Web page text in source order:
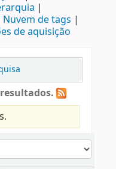
Nuvem de tags
de aquisição